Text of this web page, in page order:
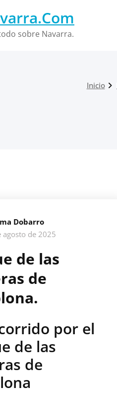
sobre Navarra.
Inicio
Dobarro
agosto de 2025
de las
de
por el
de las
de